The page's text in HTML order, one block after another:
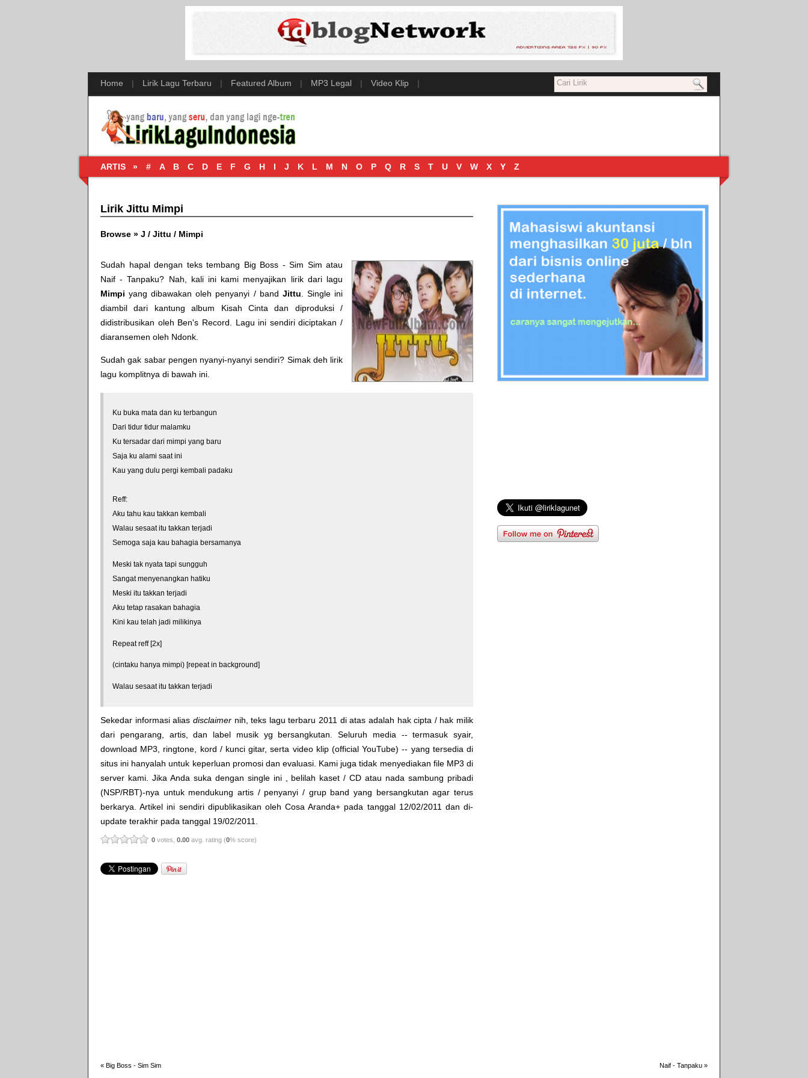
Home | Lirik Lagu Terbaru | Featured Album | MP3 Legal | Video Klip |
ARTIS » # A B C D E F G H I J K L M N O P Q R S T U V W X Y Z
Lirik Jittu Mimpi
Browse » J / Jittu / Mimpi
Sudah hapal dengan teks tembang Big Boss - Sim Sim atau
Naif - Tanpaku? Nah, kali ini kami menyajikan lirik dari lagu
Mimpi yang dibawakan oleh penyanyi / band Jittu . Single ini
diambil dari kantung album Kisah Cinta dan diproduksi /
didistribusikan oleh Ben's Record . Lagu ini sendiri diciptakan /
diaransemen oleh Ndonk.
Sudah gak sabar pengen nyanyi-nyanyi sendiri? Simak deh lirik
lagu komplitnya di bawah ini.
Ku buka mata dan ku terbangun
Dari tidur tidur malamku
Ku tersadar dari mimpi yang baru
Saja ku alami saat ini
Kau yang dulu pergi kembali padaku
Reff:
Aku tahu kau takkan kembali
Walau sesaat itu takkan terjadi
Semoga saja kau bahagia bersamanya
Meski tak nyata tapi sungguh
Sangat menyenangkan hatiku
Meski itu takkan terjadi
Aku tetap rasakan bahagia
Kini kau telah jadi milikinya
Repeat reff [2x]
(cintaku hanya mimpi) [repeat in background]
Walau sesaat itu takkan terjadi
Sekedar informasi alias disclaimernih, teks lagu terbaru 2011 di atas adalah hak cipta / hak milik
dari pengarang, artis, dan label musik yg bersangkutan. Seluruh media -- termasuk syair,
download MP3, ringtone, kord / kunci gitar, serta video klip (official YouTube) -- yang tersedia di
situs ini hanyalah untuk keperluan promosi dan evaluasi. Kami juga tidak menyediakan file MP3 di
server kami. Jika Anda suka dengan single ini , belilah kaset / CD atau nada sambung pribadi
(NSP/RBT)-nya untuk mendukung artis / penyanyi / grup band yang bersangkutan agar terus
berkarya. Artikel ini sendiri dipublikasikan oleh Cosa Aranda+ pada tanggal 12/02/2011 dan di-
update terakhir pada tanggal 19/02/2011.
0 votes, 0.00 avg. rating (0% score)
« Big Boss - Sim Sim Naif - Tanpaku »